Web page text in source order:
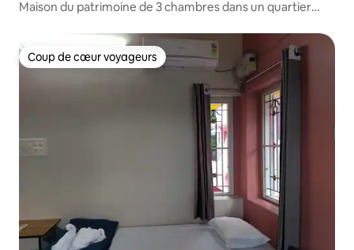
Maison du patrimoine de 3 chambres dans un quartier
Coup de cœur voyageurs
Coup de cœur voyageurs